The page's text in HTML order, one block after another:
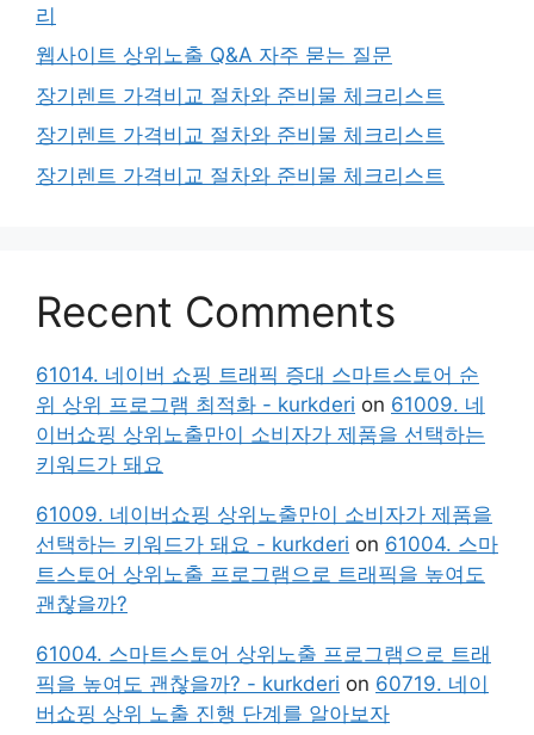
리
웹사이트 상위노출 Q&A 자주 묻는 질문
장기렌트 가격비교 절차와 준비물 체크리스트
장기렌트 가격비교 절차와 준비물 체크리스트
장기렌트 가격비교 절차와 준비물 체크리스트
Recent Comments
61014. 네이버 쇼핑 트래픽 증대 스마트스토어 순
위 상위 프로그램 최적화 - kurkderi on 61009. 네
이버쇼핑 상위노출만이 소비자가 제품을 선택하는
키워드가 돼요
61009. 네이버쇼핑 상위노출만이 소비자가 제품을
선택하는 키워드가 돼요 - kurkderi on 61004. 스마
트스토어 상위노출 프로그램으로 트래픽을 높여도
괜찮을까?
61004. 스마트스토어 상위노출 프로그램으로 트래
픽을 높여도 괜찮을까? - kurkderi on 60719. 네이
버쇼핑 상위 노출 진행 단계를 알아보자